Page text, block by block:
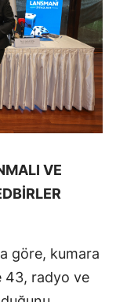
VE
göre, kumara
43, radyo ve